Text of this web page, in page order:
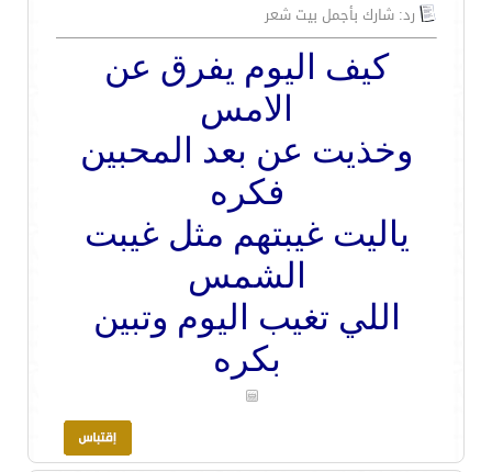
رد: شارك بأجمل بيت شعر
كيف اليوم يفرق عن
الامس
وخذيت عن بعد المحبين
فكره
ياليت غيبتهم مثل غيبت
الشمس
اللي تغيب اليوم وتبين
بكره